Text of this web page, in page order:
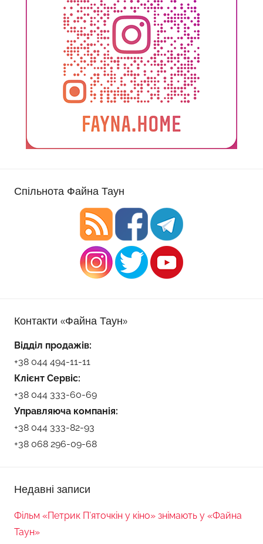
Спільнота Файна Таун
Контакти «Файна Таун»
Відділ продажів:
+38 044 494-11-11
Клієнт Сервіс:
+38 044 333-60-69
Управляюча компанія:
+38 044 333-82-93
+38 068 296-09-68
Недавні записи
Фільм «Петрик П’яточкін у кіно» знімають у «Файна
Таун»